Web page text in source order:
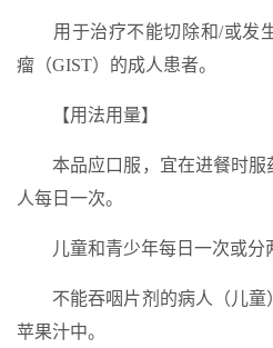
用于治疗不能切除和/或发
瘤（GIST）的成人患者。
【用法用量】
本品应口服，宜在进餐时服
人每日一次。
儿童和青少年每日一次或分
不能吞咽片剂的病人（儿童
苹果汁中。